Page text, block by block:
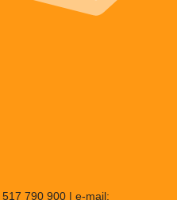
790 900 | e-mail: